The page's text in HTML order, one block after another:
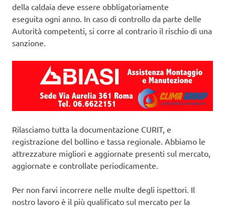
della caldaia deve essere obbligatoriamente
eseguita ogni anno. In caso di controllo da parte delle
Autorità competenti, si corre al contrario il rischio di una
sanzione.
Rilasciamo tutta la documentazione CURIT, e
registrazione del bollino e tassa regionale. Abbiamo le
attrezzature migliori e aggiornate presenti sul mercato,
aggiornate e controllate periodicamente.
Per non farvi incorrere nelle multe degli ispettori. Il
nostro lavoro è il più qualificato sul mercato per la